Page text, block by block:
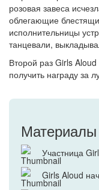
розовая завеса
облегающие
исполнительницы
танцевали,
Второй раз Girls
получить награду за
Участница
Girls Aloud